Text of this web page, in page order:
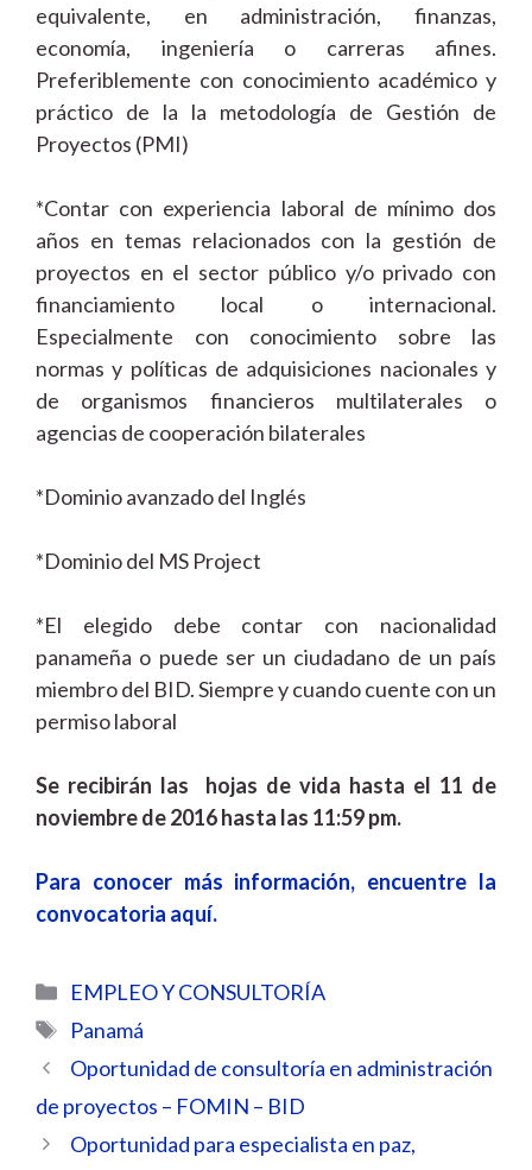
equivalente, en administración, finanzas,
economía, ingeniería o carreras afines.
Preferiblemente con conocimiento académico y
práctico de la la metodología de Gestión de
Proyectos (PMI)
*Contar con experiencia laboral de mínimo dos
años en temas relacionados con la gestión de
proyectos en el sector público y/o privado con
financiamiento local o internacional.
Especialmente con conocimiento sobre las
normas y políticas de adquisiciones nacionales y
de organismos financieros multilaterales o
agencias de cooperación bilaterales
*Dominio avanzado del Inglés
*Dominio del MS Project
*El elegido debe contar con nacionalidad
panameña o puede ser un ciudadano de un país
miembro del BID. Siempre y cuando cuente con un
permiso laboral
Se recibirán las hojas de vida hasta el 11 de
noviembre de 2016 hasta las 11:59 pm.
Para conocer más información, encuentre la
convocatoria aquí.
Categorías
EMPLEO Y CONSULTORÍA
Etiquetas
Panamá
Oportunidad de consultoría en administración
de proyectos – FOMIN – BID
Oportunidad para especialista en paz,